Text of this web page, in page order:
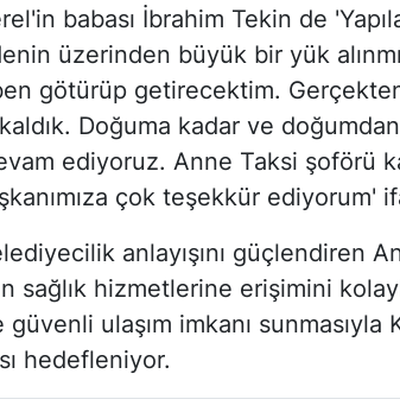
babası İbrahim Tekin de
üzerinden büyük bir yük
götürüp getirecektim.
Doğuma kadar ve
ediyoruz. Anne Taksi şoförü
çok teşekkür ediyorum'
anlayışını güçlendiren
sağlık hizmetlerine erişimini
ulaşım imkanı sunmasıyla
hedefleniyor.